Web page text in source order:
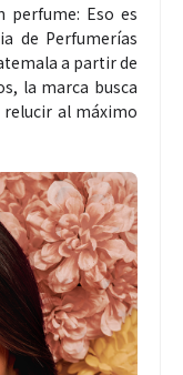
perfume: Eso es
de Perfumerías
a partir de
la marca busca
al máximo